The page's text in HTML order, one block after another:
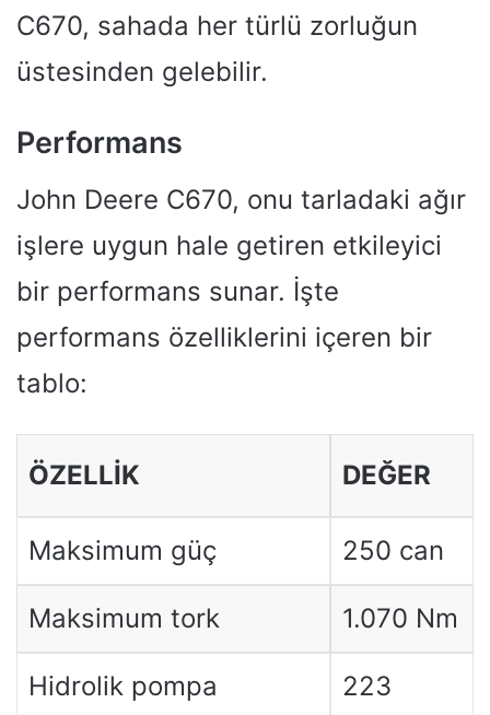
C670, sahada her türlü zorluğun
üstesinden gelebilir.
Performans
John Deere C670, onu tarladaki ağır
işlere uygun hale getiren etkileyici
bir performans sunar. İşte
performans özelliklerini içeren bir
tablo:
ÖZELLIK DEĞER
Maksimum güç 250 can
Maksimum tork 1.070 Nm
Hidrolik pompa
223